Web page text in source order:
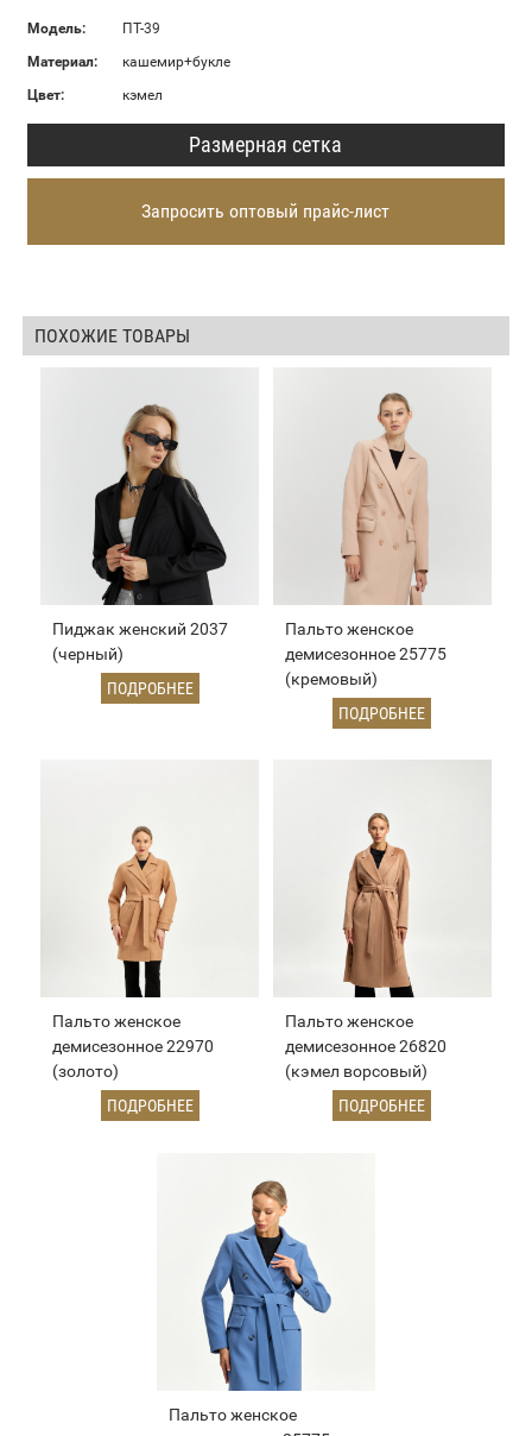
Модель:
ПТ-39
Материал:
кашемир+букле
Цвет:
кэмел
Размерная сетка
Запросить оптовый прайс-лист
ПОХОЖИЕ ТОВАРЫ
Пиджак женский 2037
(черный)
ПОДРОБНЕЕ
Пальто женское
демисезонное 25775
(кремовый)
ПОДРОБНЕЕ
Пальто женское
демисезонное 22970
(золото)
ПОДРОБНЕЕ
Пальто женское
демисезонное 26820
(кэмел ворсовый)
ПОДРОБНЕЕ
Пальто женское